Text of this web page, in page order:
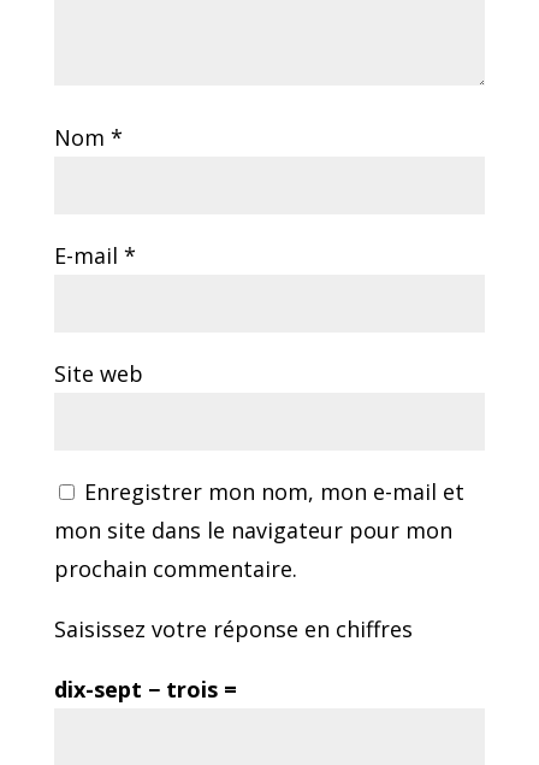
Nom *
E-mail *
Site web
Enregistrer mon nom, mon e-mail et
mon site dans le navigateur pour mon
prochain commentaire.
Saisissez votre réponse en chiffres
dix-sept − trois =